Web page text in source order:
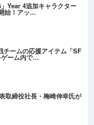
Year 4追加キャラクター
始！アッ…
チームの応援アイテム「SF
ゲーム内で…
取締役社長・梅崎伸幸氏が